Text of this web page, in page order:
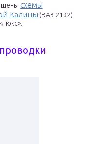
схемы
Калины (ВАЗ 2192)